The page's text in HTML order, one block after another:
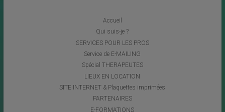
Accueil
Qui suis-je ?
SERVICES POUR LES PROS
Service de E-MAILING
Spécial THERAPEUTES
LIEUX EN LOCATION
SITE INTERNET & Plaquettes imprimées
PARTENAIRES
E-FORMATIONS